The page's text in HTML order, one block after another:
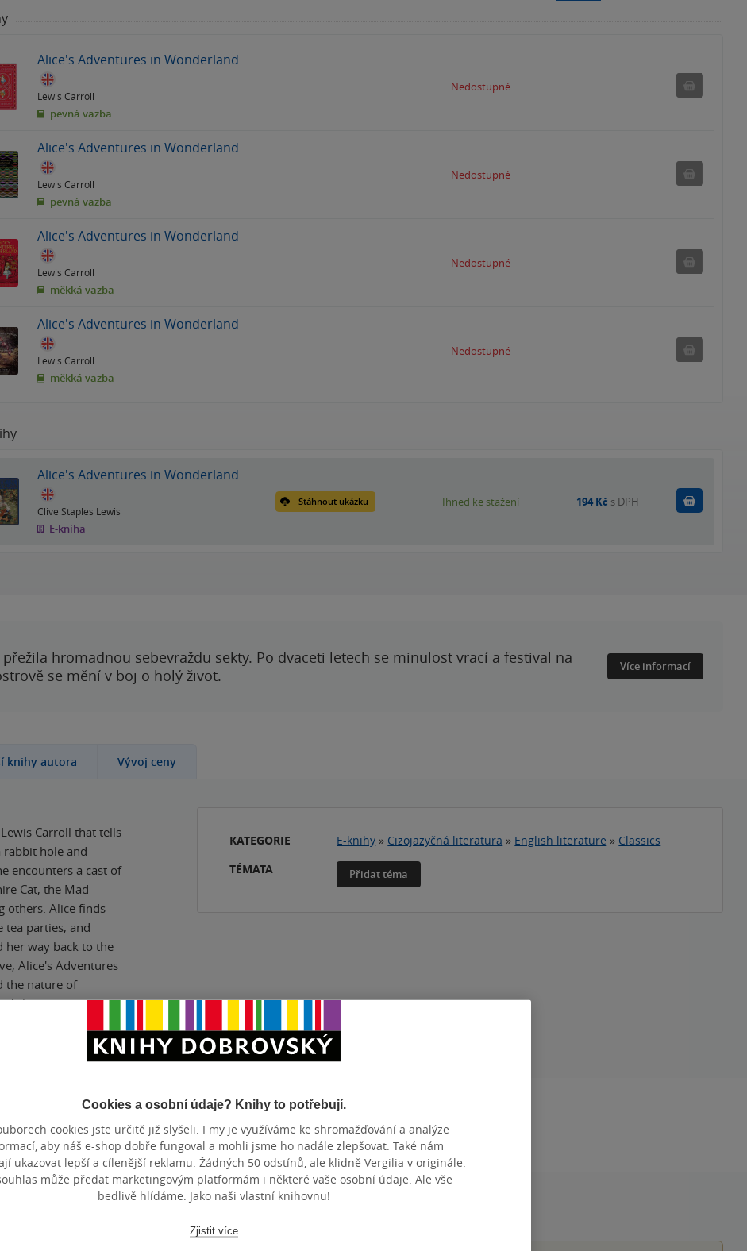
Alice's Adventures in Wonderland
Lewis Carroll
pevná vazba
Nedostupné
Alice's Adventures in Wonderland
Lewis Carroll
pevná vazba
Nedostupné
Alice's Adventures in Wonderland
Lewis Carroll
měkká vazba
Nedostupné
Alice's Adventures in Wonderland
Lewis Carroll
měkká vazba
Nedostupné
Alice's Adventures in Wonderland
Clive Staples Lewis
E-kniha
Stáhnout ukázku Ihned ke stažení 194 Kč s DPH Koupit
přežila hromadnou sebevraždu sekty. Po dvaceti letech se minulost vrací a festival na
se mění v boj o holý život.
Více informací
knihy autora Vývoj ceny
Carroll that tells
hole and
encounters a cast of
Cat, the Mad
others. Alice finds
tea parties, and
way back to the
Alice's Adventures
the nature of
literature.
KATEGORIE E-knihy » Cizojazyčná literatura » English literature » Classics
TÉMATA
Přidat téma
POČET STRAN 200 DATUM VYDÁNÍ
Hodnocení a recenze čtenářů
Cookies a osobní údaje? Knihy to potřebují.
cookies jste určitě již slyšeli. I my je využíváme ke shromažďování a analýze
aby náš e-shop dobře fungoval a mohli jsme ho nadále zlepšovat. Také nám
ukazovat lepší a cílenější reklamu. Žádných 50 odstínů, ale klidně Vergilia v originále.
může předat marketingovým platformám i některé vaše osobní údaje. Ale vše
bedlivě hlídáme. Jako naši vlastní knihovnu!
Zjistit více